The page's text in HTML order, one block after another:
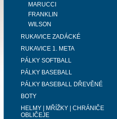
MARUCCI
FRANKLIN
WILSON
RUKAVICE ZADÁCKÉ
RUKAVICE 1. META
PÁLKY SOFTBALL
PÁLKY BASEBALL
PÁLKY BASEBALL DŘEVĚNÉ
BOTY
HELMY | MŘÍŽKY | CHRÁNIČE
OBLIČEJE